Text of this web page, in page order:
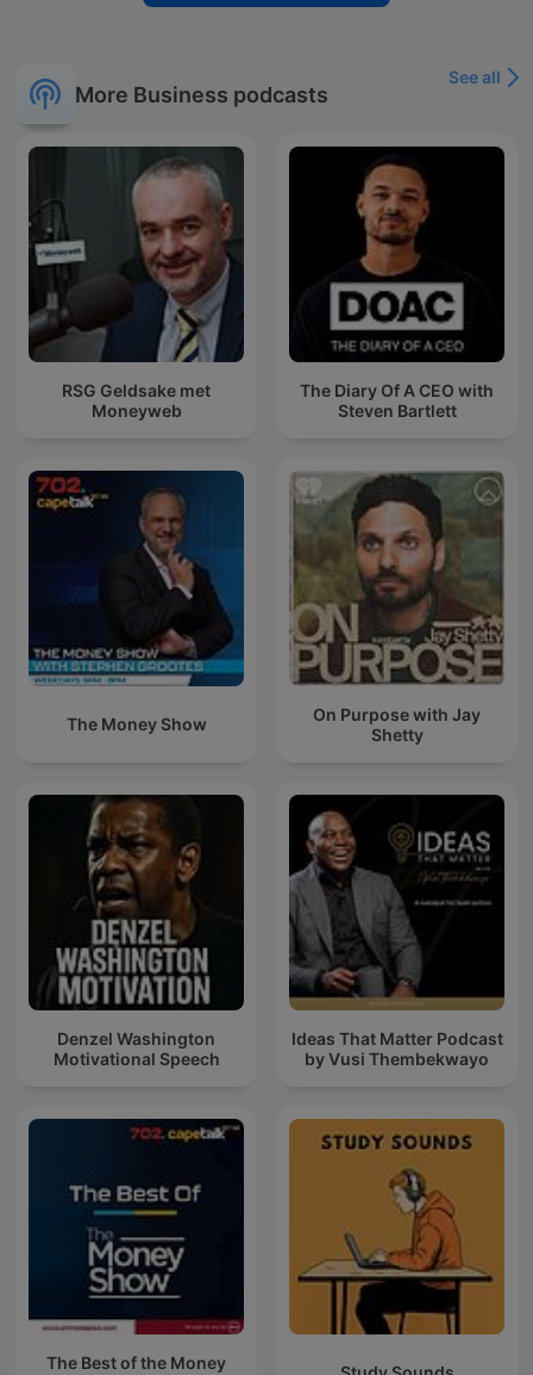
More Business podcasts
See all
RSG Geldsake met
Moneyweb
The Diary Of A CEO with
Steven Bartlett
The Money Show
On Purpose with Jay
Shetty
Denzel Washington
Motivational Speech
Ideas That Matter Podcast
by Vusi Thembekwayo
The Best of the Money